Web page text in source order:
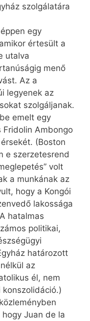
szolgálatára
egy
értesült a
utalva
menő
Az a
legyenek az
szolgáljanak.
emelt egy
Ambongo
(Boston
e szerzetesrend
volt
a munkának az
hogy a Kongói
lakossága
hatalmas
politikai,
határozott
az
él, nem
Juan de la